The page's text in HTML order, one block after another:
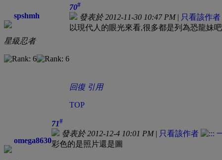
spshmh
星級忍者
70#
發表於 2012-11-30 10:47 PM| 只看該作者
以現代人的眼光來看,很多都是列為恐龍妹
回復 引用
TOP
omega8630
71#
發表於 2012-12-4 10:01 PM| 只看該作者
彩色的是照片還是圖